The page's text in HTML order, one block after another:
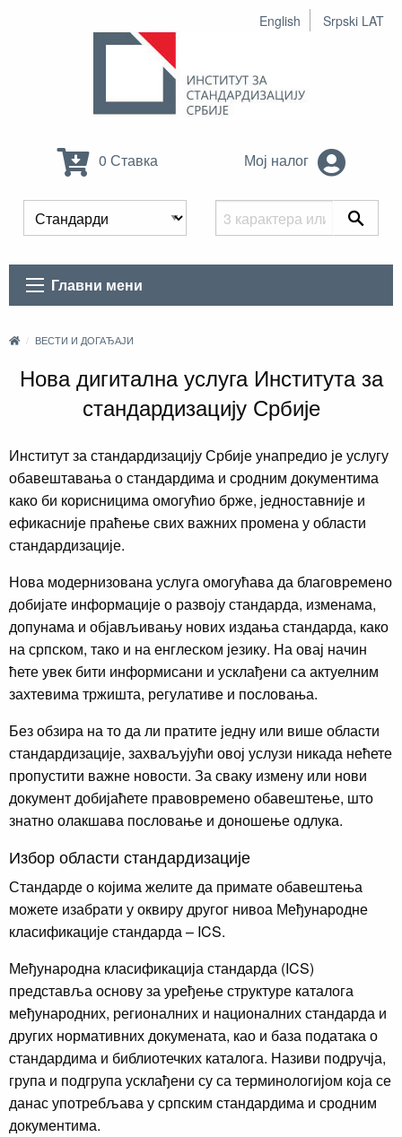
English Srpski LAT
0 Ставка Мој налог
Главни мени
ВЕСТИ И ДОГАЂАЈИ
Нова дигитална услуга Института за
стандардизацију Србије
Институт за стандардизацију Србије унапредио је услугу
обавештавања о стандардима и сродним документима
како би корисницима омогућио брже, једноставније и
ефикасније праћење свих важних промена у области
стандардизације.
Нова модернизована услуга омогућава да благовремено
добијате информације о развоју стандарда, изменама,
допунама и објављивању нових издања стандарда, како
на српском, тако и на енглеском језику. На овај начин
ћете увек бити информисани и усклађени са актуелним
захтевима тржишта, регулативе и пословања.
Без обзира на то да ли пратите једну или више области
стандардизације, захваљујући овој услузи никада нећете
пропустити важне новости. За сваку измену или нови
документ добијаћете правовремено обавештење, што
знатно олакшава пословање и доношење одлука.
Избор области стандардизације
Стандарде о којима желите да примате обавештења
можете изабрати у оквиру другог нивоа Међународне
класификације стандарда – ICS.
Међународна класификација стандарда (ICS)
представља основу за уређење структуре каталога
међународних, регионалних и националних стандарда и
других нормативних докумената, као и база података о
стандардима и библиотечких каталога. Називи подручја,
група и подгрупа усклађени су са терминологијом која се
данас употребљава у српским стандардима и сродним
документима.